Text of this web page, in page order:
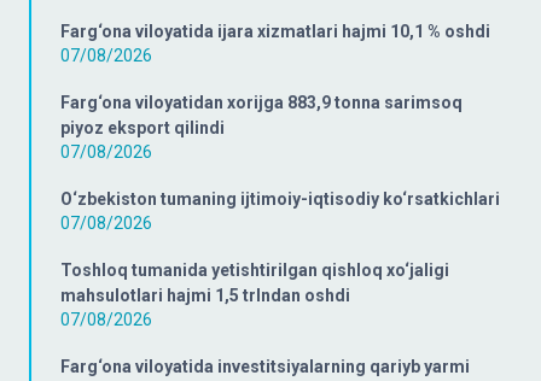
Farg‘ona viloyatida ijara xizmatlari hajmi 10,1 % oshdi
07/08/2026
Farg‘ona viloyatidan xorijga 883,9 tonna sarimsoq
piyoz eksport qilindi
07/08/2026
O‘zbekiston tumaning ijtimoiy-iqtisodiy ko‘rsatkichlari
07/08/2026
Toshloq tumanida yetishtirilgan qishloq xo‘jaligi
mahsulotlari hajmi 1,5 trlndan oshdi
07/08/2026
Farg‘ona viloyatida investitsiyalarning qariyb yarmi